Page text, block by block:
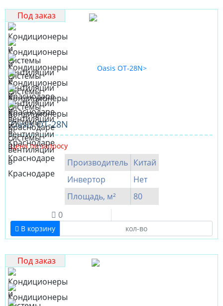
Под заказ
Oasis OT-28N
Цена по запросу
Производитель Китай
Инвертор
Нет
Площадь, м²
80
0
В корзину
Под заказ